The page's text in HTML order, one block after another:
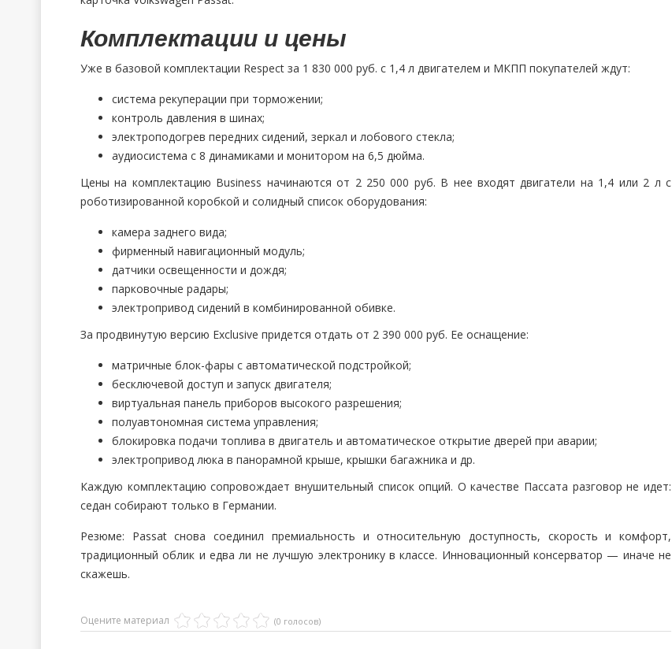
Комплектации и цены
Уже в базовой комплектации Respect за 1 830 000 руб. с 1,4 л двигателем и МКПП покупателей ждут:
система рекуперации при торможении;
контроль давления в шинах;
электроподогрев передних сидений, зеркал и лобового стекла;
аудиосистема с 8 динамиками и монитором на 6,5 дюйма.
Цены на комплектацию Business начинаются от 2 250 000 руб. В нее входят двигатели на 1,4 или 2 л с
роботизированной коробкой и солидный список оборудования:
камера заднего вида;
фирменный навигационный модуль;
датчики освещенности и дождя;
парковочные радары;
электропривод сидений в комбинированной обивке.
За продвинутую версию Exclusive придется отдать от 2 390 000 руб. Ее оснащение:
матричные блок-фары с автоматической подстройкой;
бесключевой доступ и запуск двигателя;
виртуальная панель приборов высокого разрешения;
полуавтономная система управления;
блокировка подачи топлива в двигатель и автоматическое открытие дверей при аварии;
электропривод люка в панорамной крыше, крышки багажника и др.
Каждую комплектацию сопровождает внушительный список опций. О качестве Пассата разговор не идет:
седан собирают только в Германии.
Резюме: Passat снова соединил премиальность и относительную доступность, скорость и комфорт,
традиционный облик и едва ли не лучшую электронику в классе. Инновационный консерватор — иначе не
скажешь.
Оцените материал (0 голосов)